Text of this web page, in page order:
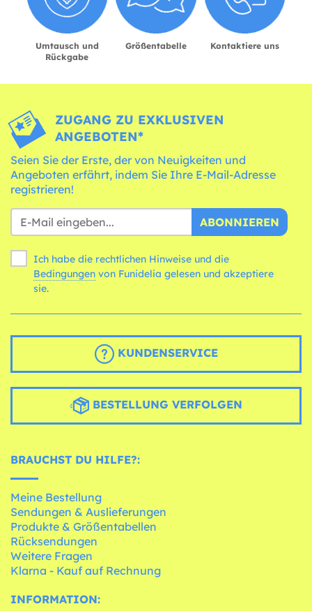
Umtausch und
Rückgabe
Größentabelle Kontaktiere uns
ZUGANG ZU EXKLUSIVEN
ANGEBOTEN*
Seien Sie der Erste, der von Neuigkeiten und
Angeboten erfährt, indem Sie Ihre E-Mail-Adresse
registrieren!
ABONNIEREN
Ich habe die rechtlichen Hinweise und die
Bedingungen
sie.
KUNDENSERVICE
BESTELLUNG VERFOLGEN
BRAUCHST DU HILFE?:
Meine Bestellung
Sendungen & Auslieferungen
Produkte & Größentabellen
Rücksendungen
Weitere Fragen
Klarna - Kauf auf Rechnung
INFORMATION: